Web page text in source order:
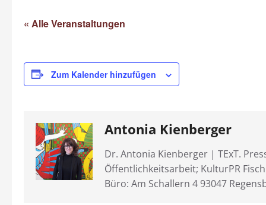
« Alle Veranstaltungen
Zum Kalender hinzufügen
Antonia Kienberger
Dr. Antonia Kienberger | TExT.
Öffentlichkeitsarbeit; KulturPR
Büro: Am Schallern 4 93047